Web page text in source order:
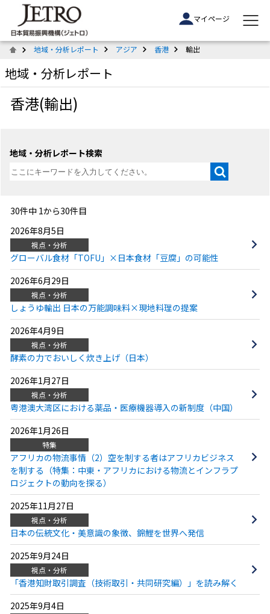
マイページ
地域・分析レポート アジア 香港 輸出
地域・分析レポート
香港(輸出)
地域・分析レポート検索
30件中 1から30件目
2026年8月5日
視点・分析
グローバル食材「TOFU」×日本食材「豆腐」の可能性
2026年6月29日
視点・分析
しょうゆ輸出 日本の万能調味料×現地料理の提案
2026年4月9日
視点・分析
酵素の力でおいしく炊き上げ（日本）
2026年1月27日
視点・分析
粤港澳大湾区における薬品・医療機器導入の新制度（中国）
2026年1月26日
特集
アフリカの物流事情（2）空を制する者はアフリカビジネス
を制する（特集：中東・アフリカにおける物流とインフラプ
ロジェクトの動向を探る）
2025年11月27日
視点・分析
日本の伝統文化・美意識の象徴、錦鯉を世界へ発信
2025年9月24日
視点・分析
「香港知財取引調査（技術取引・共同研究編）」を読み解く
2025年9月4日